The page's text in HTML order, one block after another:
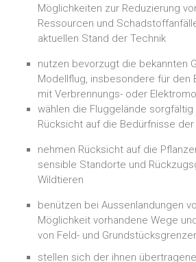
Möglichkeiten zur Reduzierung
Ressourcen und
aktuellen Stand der Technik
nutzen bevorzugt die bekannten
Modellflug, insbesondere für den
mit Verbrennungs- oder
wählen die Fluggelände sorgfältig
Rücksicht auf die Bedürfnisse
nehmen Rücksicht auf die
sensible Standorte und
Wildtieren
benützen bei Aussenlandungen
Möglichkeit vorhandene Wege
von Feld- und
stellen sich der ihnen